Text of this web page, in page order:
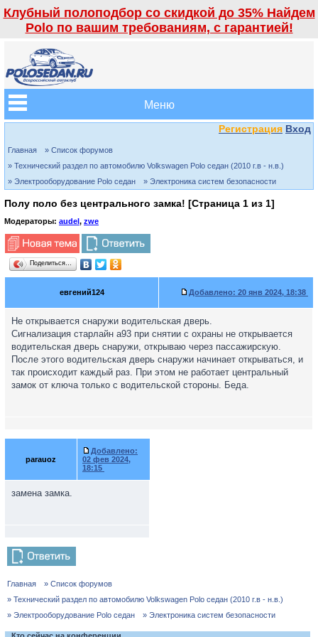
Клубный полоподбор со скидкой до 35% Найдем
Polo по вашим требованиям, с гарантией!
Меню
Регистрация Вход
Главная
» Список форумов
» Технический раздел по автомобилю Volkswagen Polo седан (2010 г.в - н.в.)
» Электрооборудование Polo седан
» Электроника систем безопасности
Полу поло без центрального замка! [Страница 1 из 1]
Модераторы: audel, zwe
Поделиться…
евгений124 Добавлено: 20 янв 2024, 18:38
Не открывается снаружи водительская дверь.
Сигнализация старлайн а93 при снятии с охраны не открывается
водительская дверь снаружи, открываю через пассажирскую.
После этого водительская дверь снаружи начинает открываться, и
так происходит каждый раз. При этом не работает центральный
замок от ключа только с водительской стороны. Беда.
parauoz
Добавлено:
02 фев 2024,
18:15
замена замка.
Главная
» Список форумов
» Технический раздел по автомобилю Volkswagen Polo седан (2010 г.в - н.в.)
» Электрооборудование Polo седан
» Электроника систем безопасности